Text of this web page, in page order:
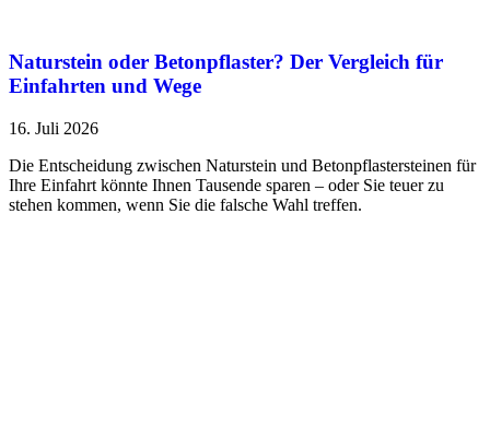
Naturstein oder Betonpflaster? Der Vergleich für
Einfahrten und Wege
16. Juli 2026
Die Entscheidung zwischen Naturstein und Betonpflastersteinen für
Ihre Einfahrt könnte Ihnen Tausende sparen – oder Sie teuer zu
stehen kommen, wenn Sie die falsche Wahl treffen.